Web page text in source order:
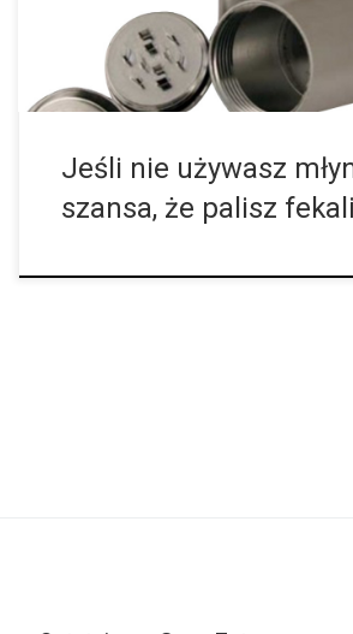
Jeśli nie używasz
szansa, że palisz